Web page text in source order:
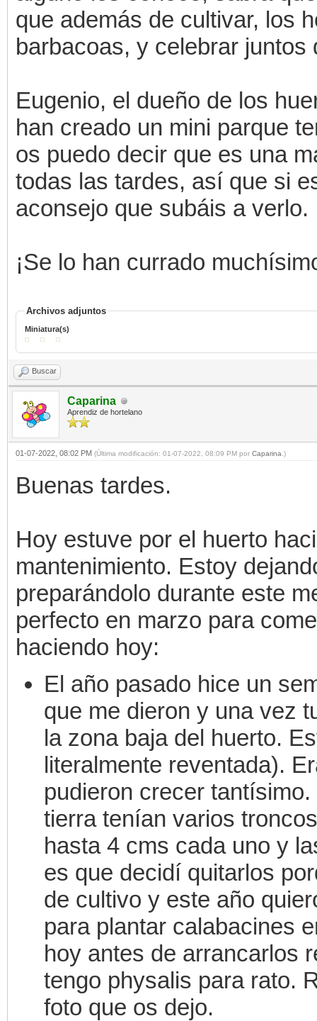
que además de cultivar, los
barbacoas, y celebrar juntos
Eugenio, el dueño de los
han creado un mini parque
os puedo decir que es una
todas las tardes, así que si
aconsejo que subáis a verlo.
¡Se lo han currado
Archivos adjuntos
Miniatura(s)
Buscar
Caparina
Aprendiz de hortelano
01-07-2022, 08:02 PM (Última modificación: 01-07-2022, 08:09 PM por Caparina .)
Buenas tardes.
Hoy estuve por el huerto
mantenimiento. Estoy
preparándolo durante este
perfecto en marzo para
haciendo hoy:
El año pasado hice un
que me dieron y una vez
la zona baja del huerto.
literalmente reventada).
pudieron crecer
tierra tenían varios
hasta 4 cms cada uno y
es que decidí quitarlos
de cultivo y este año
para plantar calabacines
hoy antes de arrancarlos
tengo physalis para rato.
foto que os dejo.